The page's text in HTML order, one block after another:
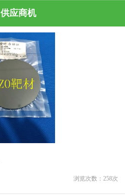
供应商机
浏览次数： 258次